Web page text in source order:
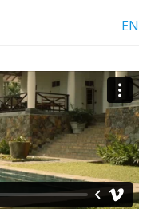
EN